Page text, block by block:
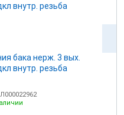
бака нерж. 3 вых.
внутр. резьба